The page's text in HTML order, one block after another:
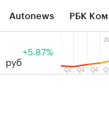
Autonews РБК
Тренды
руб
+5.87%